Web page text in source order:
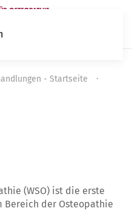
- Startseite
(WSO) ist die erste
der Osteopathie